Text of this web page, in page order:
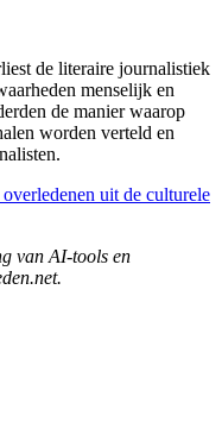
de literaire journalistiek
menselijk en
de manier waarop
worden verteld en
uit de culturele
van AI-tools en